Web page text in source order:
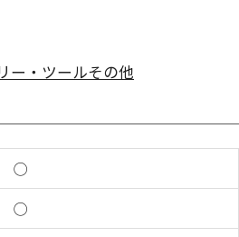
ー・ツールその他
◯
◯